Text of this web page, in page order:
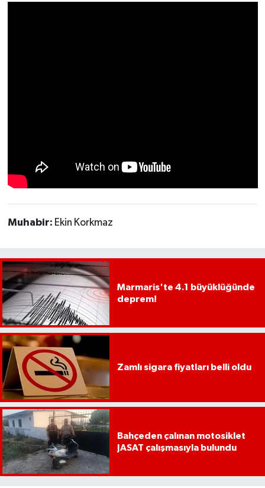
Muhabir: Ekin Korkmaz
Marmaris'te 4.1 büyüklüğünde
deprem!
Zamlı sigara fiyatları belli oldu
Bahçeden çalınan motosiklet
JASAT çalışmasıyla bulundu
AFYONKARAHİSAR
DENİZLİ
KÜTAHYA
MANİSA
MUĞLA
UŞAK
YURT